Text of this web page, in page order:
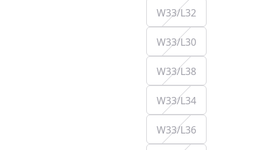
W33/L32
W33/L30
W33/L38
W33/L34
W33/L36